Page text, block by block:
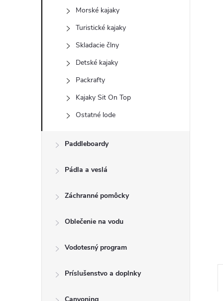
Morské kajaky
Turistické kajaky
Skladacie člny
Detské kajaky
Packrafty
Kajaky Sit On Top
Ostatné lode
Paddleboardy
Pádla a veslá
Záchranné pomôcky
Oblečenie na vodu
Vodotesný program
Príslušenstvo a doplnky